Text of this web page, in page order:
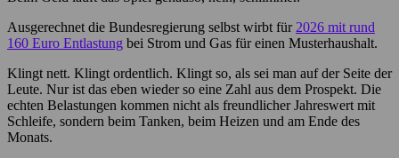
Ausgerechnet die Bundesregierung selbst wirbt für 2026 mit rund
160 Euro Entlastung bei Strom und Gas für einen Musterhaushalt.
Klingt nett. Klingt ordentlich. Klingt so, als sei man auf der Seite der
Leute. Nur ist das eben wieder so eine Zahl aus dem Prospekt. Die
echten Belastungen kommen nicht als freundlicher Jahreswert mit
Schleife, sondern beim Tanken, beim Heizen und am Ende des
Monats.